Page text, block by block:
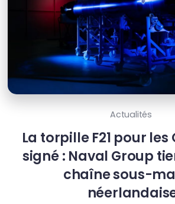
Actualités
La torpille F21 pour les
signé : Naval Group
chaîne sous-